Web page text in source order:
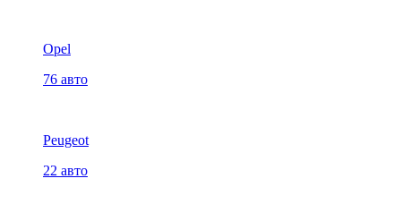
Opel
76 авто
Peugeot
22 авто